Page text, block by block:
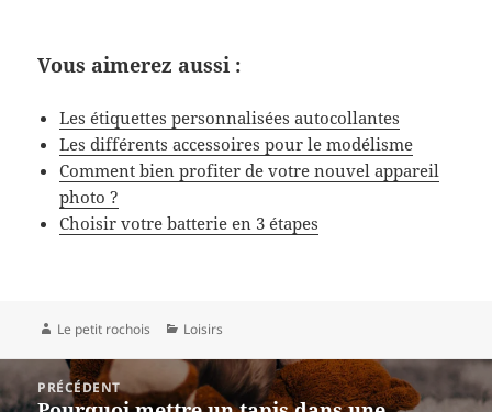
Vous aimerez aussi :
Les étiquettes personnalisées autocollantes
Les différents accessoires pour le modélisme
Comment bien profiter de votre nouvel appareil
photo ?
Choisir votre batterie en 3 étapes
Auteur
Le petit rochois Catégories
Loisirs
Navigation
de
PRÉCÉDENT